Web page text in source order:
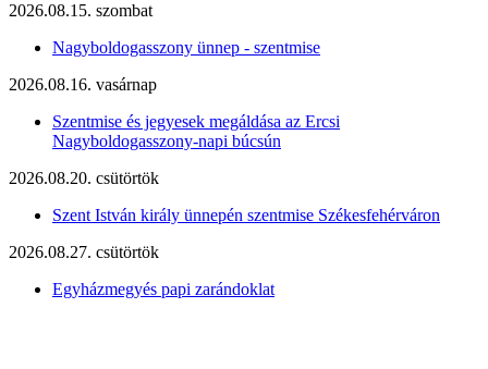
2026.08.15. szombat
Nagyboldogasszony ünnep - szentmise
2026.08.16. vasárnap
Szentmise és jegyesek megáldása az Ercsi
Nagyboldogasszony-napi búcsún
2026.08.20. csütörtök
Szent István király ünnepén szentmise Székesfehérváron
2026.08.27. csütörtök
Egyházmegyés papi zarándoklat